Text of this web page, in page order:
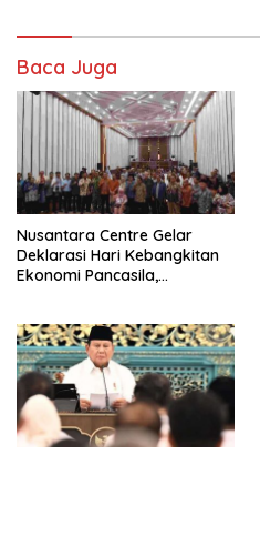
Baca Juga
Nusantara Centre Gelar
Deklarasi Hari Kebangkitan
Ekonomi Pancasila,
Penjajahan (Pergolakan
Ekonomi Politik Indonesia) &
Simposium Nasional “Urgensi
Undang-Undang
Perekonomian Nasional dan
Kesejahteraan Sosial dalam